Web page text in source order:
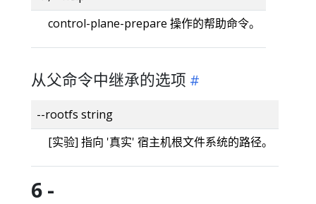
control-plane-prepare 操作的帮助命令。
从父命令中继承的选项
--rootfs string
[实验] 指向 '真实' 宿主机根文件系统的路径。
6 -